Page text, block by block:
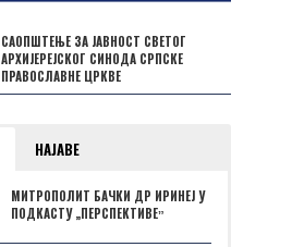
САОПШТЕЊЕ ЗА ЈАВНОСТ СВЕТОГ
АРХИЈЕРЕЈСКОГ СИНОДА СРПСКЕ
ПРАВОСЛАВНЕ ЦРКВЕ
НАЈАВЕ
МИТРОПОЛИТ БАЧКИ ДР ИРИНЕЈ У
ПОДКАСТУ „ПЕРСПЕКТИВЕˮ